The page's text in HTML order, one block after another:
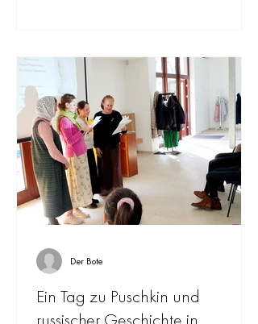
Ein Tag zu Puschkin und
Der Bote